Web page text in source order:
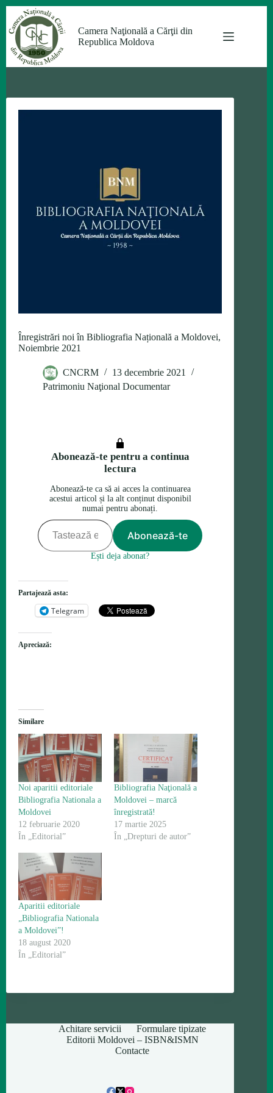
conținut
Camera Naţională a Cărţii din
Republica Moldova
Înregistrări noi în Bibliografia Națională a Moldovei,
Noiembrie 2021
CNCRM
13 decembrie 2021
Patrimoniu Naţional Documentar
Abonează-te pentru a continua
lectura
Abonează-te ca să ai acces la continuarea
acestui articol și la alt conținut disponibil
numai pentru abonați.
Tastează emailul tău…
Abonează-te
Ești deja abonat?
Partajează asta:
Telegram
Apreciază:
Similare
Noi aparitii editoriale
Bibliografia Nationala a
Moldovei
12 februarie 2020
În „Editorial”
Bibliografia Naţională a
Moldovei – marcă
înregistrată!
17 martie 2025
În „Drepturi de autor”
Aparitii editoriale
„Bibliografia Nationala
a Moldovei”!
18 august 2020
În „Editorial”
Achitare servicii
Formulare tipizate
Editorii Moldovei – ISBN&ISMN
Contacte